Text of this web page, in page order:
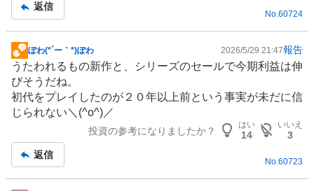
返信
No. 60724
掲
示
板
記
事
ぽわ(*´ー｀*)ぽわ 2026/5/29 21:47報告
うたわれるもの新作と、シリーズのセールで今期利益は伸
びそうだね。
初代をプレイしたのが２０年以上前という事実が未だに信
じられない＼(^o^)／
投資の参考になりましたか？
はい
14
いいえ
3
返信
No.60723